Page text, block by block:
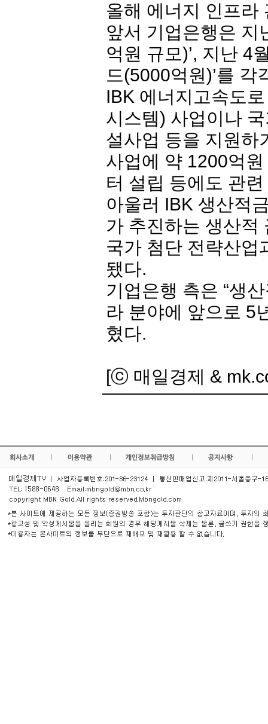
올해 에너지 인프라
앞서 기업은행은 지
억원 규모)’, 지난 4
드(5000억원)’를 각
IBK 에너지고속도
시스템) 사업이나
설사업 등을 지원하
사업에 약 1200억
터 설립 등에도 관
아울러 IBK 생산적
가 추진하는 생산적
국가 첨단 전략산업
됐다.
기업은행 측은 “생
라 분야에 앞으로 5
혔다.
[ⓒ 매일경제 &